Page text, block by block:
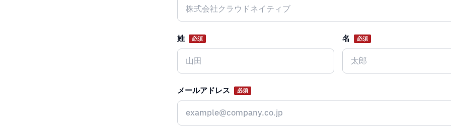
姓 必須 名 必須
メールアドレス 必須